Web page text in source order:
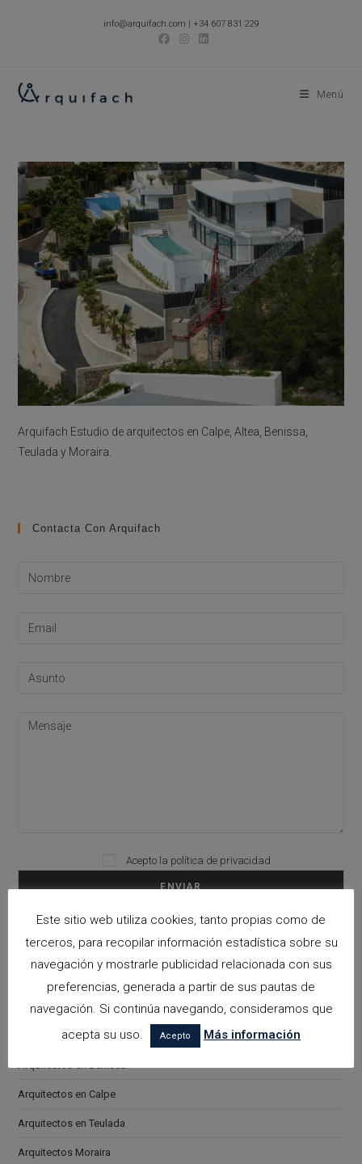
info@arquifach.com | +34 607 831 229
Menú
Arquifach Estudio de arquitectos en Calpe, Altea, Benissa,
Teulada y Moraira.
Contacta Con Arquifach
Please leave this field empty.
Acepto la política de privacidad
Categorías
Arquitectos en Alicante
Arquitectos en Altea
Arquitectos en Benissa
Arquitectos en Calpe
Arquitectos en Teulada
Arquitectos Moraira
Este sitio web utiliza cookies, tanto propias como de
terceros, para recopilar información estadística sobre su
navegación y mostrarle publicidad relacionada con sus
preferencias, generada a partir de sus pautas de
navegación. Si continúa navegando, consideramos que
acepta su uso.
Acepto Más información